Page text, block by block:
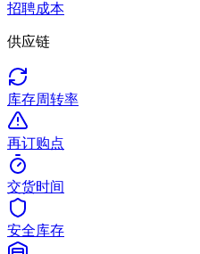
招聘成本
供应链
库存周转率
再订购点
交货时间
安全库存